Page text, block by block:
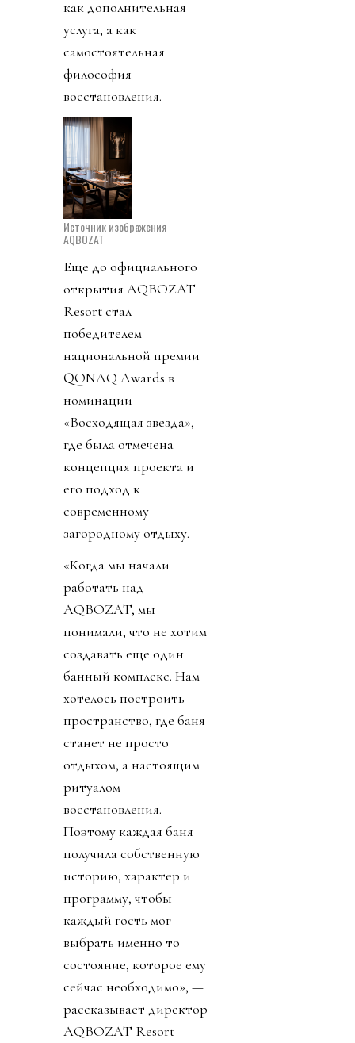
как дополнительная
услуга, а как
самостоятельная
философия
восстановления.
Источник изображения
AQBOZAT
Еще до официального
открытия AQBOZAT
Resort стал
победителем
национальной премии
QONAQ Awards в
номинации
«Восходящая звезда»,
где была отмечена
концепция проекта и
его подход к
современному
загородному отдыху.
«Когда мы начали
работать над
AQBOZAT, мы
понимали, что не хотим
создавать еще один
банный комплекс. Нам
хотелось построить
пространство, где баня
станет не просто
отдыхом, а настоящим
ритуалом
восстановления.
Поэтому каждая баня
получила собственную
историю, характер и
программу, чтобы
каждый гость мог
выбрать именно то
состояние, которое ему
сейчас необходимо», —
рассказывает директор
AQBOZAT Resort